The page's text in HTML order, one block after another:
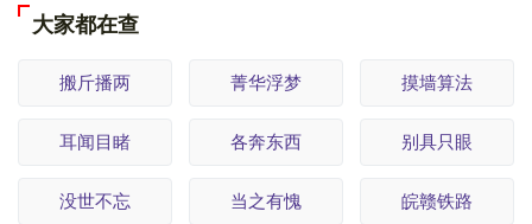
大家都在查
搬斤播两 菁华浮梦 摸墙算法
耳闻目睹 各奔东西 别具只眼
没世不忘 当之有愧 皖赣铁路